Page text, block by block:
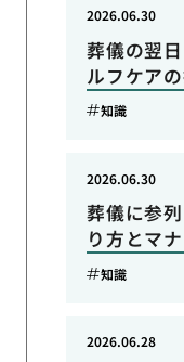
葬儀の翌
ルフケア
2026.06.30
知識
葬儀に参
り方とマ
2026.06.30
知識
2026.06.28